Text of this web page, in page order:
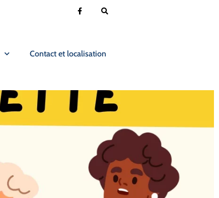
Contact et localisation